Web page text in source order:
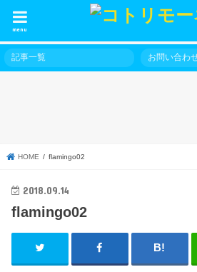
menu
記事一覧 お問い合わ
HOME flamingo02
2018.09.14
flamingo02